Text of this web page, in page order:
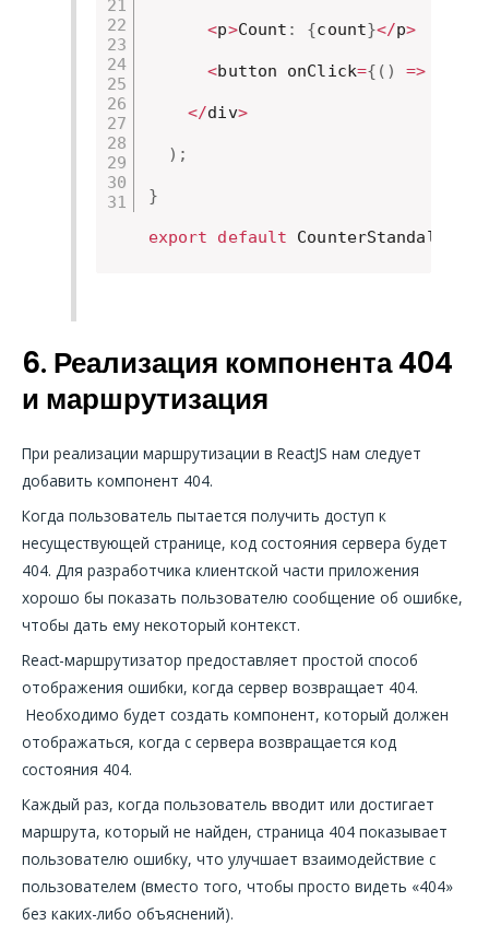
<p>Count : {count}</p>
<button onClick={ ( ) =>
</div>
) ;
}
export default CounterStandalone
6. Реализация компонента404
и маршрутизация
При реализации маршрутизации в ReactJS нам следует
добавить компонент 404.
Когда пользователь пытается получить доступ к
несуществующей странице, код состояния сервера будет
404. Для разработчика клиентской части приложения
хорошо бы показать пользователю сообщение об ошибке,
чтобы дать ему некоторый контекст.
React-маршрутизатор предоставляет простой способ
отображения ошибки, когда сервер возвращает 404.
Необходимо будет создать компонент, который должен
отображаться, когда с сервера возвращается код
состояния 404.
Каждый раз, когда пользователь вводит или достигает
маршрута, который не найден, страница 404 показывает
пользователю ошибку, что улучшает взаимодействие с
пользователем (вместо того, чтобы просто видеть «404»
без каких-либо объяснений).